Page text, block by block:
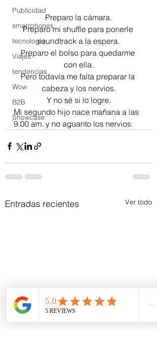
Publicidad
smartphones
tecnología
Viajes
tendencias
Wow
B2B
Showcase
Preparo la cámara.
Preparo mi shuffle para ponerle
soundtrack a la espera.
Preparo el bolso para quedarme
con ella.
Pero todavía me falta preparar la
cabeza y los nervios.
Y no sé si lo logre.
Mi segundo hijo nace mañana a las
9.00 am. y no aguanto los nervios.
Entradas recientes Ver todo